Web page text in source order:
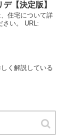
【決定版】
住宅について詳
さい。 URL:
く解説している
詳しく解説して